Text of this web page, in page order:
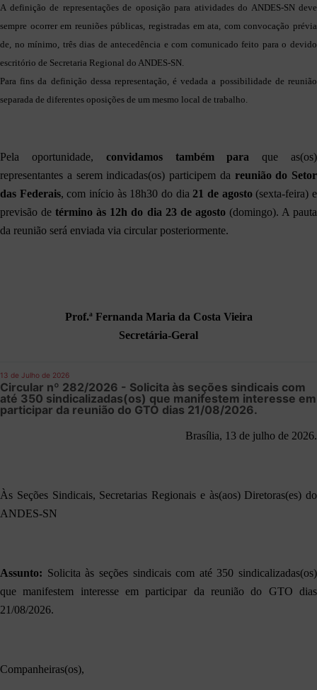
A definição de representações de oposição para atividades do ANDES-SN deve
sempre ocorrer em reuniões públicas, registradas em ata, com convocação prévia
de, no mínimo, três dias de antecedência e com comunicado feito para o devido
escritório de Secretaria Regional do ANDES-SN.
Para fins da definição dessa representação, é vedada a possibilidade de reunião
separada de diferentes oposições de um mesmo local de trabalho.
Pela oportunidade, convidamos também paraque as(os)
representantes a serem indicadas(os) participem da reunião do Setor
das Federais, com início às 18h30 do dia 21 de agosto (sexta-feira) e
previsão detérmino às 12h do dia 23 de agosto(domingo). A pauta
da reunião será enviada via circular posteriormente.
Prof.ª Fernanda Maria da Costa Vieira
Secretária-Geral
13 de Julho de 2026
Circular nº 282/2026 - Solicita às seções sindicais com
até 350 sindicalizadas(os) que manifestem interesse em
participar da reunião do GTO dias 21/08/2026.
Brasília, 13 de julho de 2026.
Às Seções Sindicais, Secretarias Regionais e às(aos) Diretoras(es) do
ANDES-SN
Assunto: Solicita às seções sindicais com até 350 sindicalizadas(os)
que manifestem interesse em participar da reunião do GTO dias
21/08/2026.
Companheiras(os),